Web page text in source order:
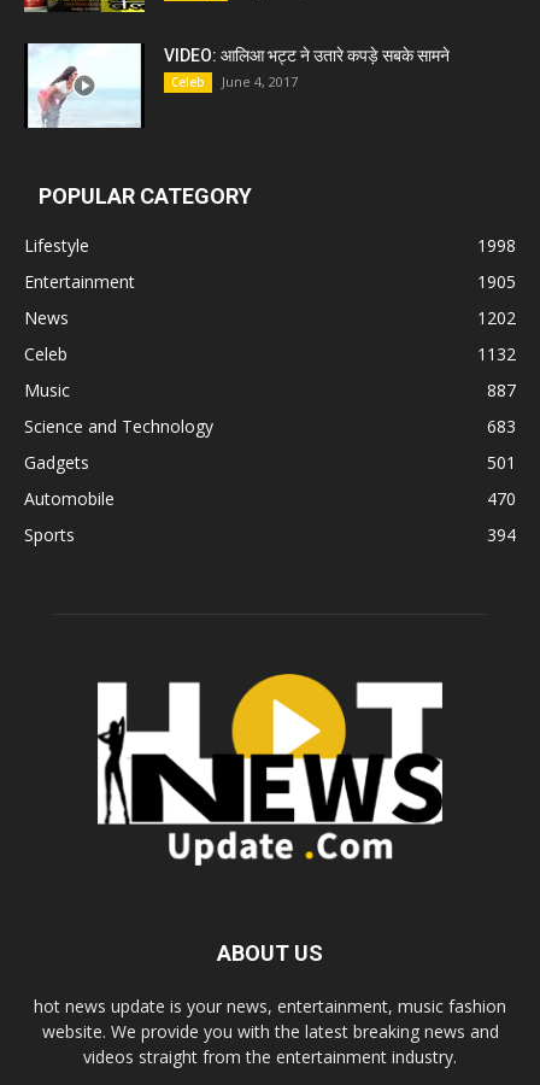
VIDEO: आलिआ भट्ट ने उतारे कपड़े सबके सामने
Celeb June 4, 2017
POPULAR CATEGORY
Lifestyle
1998
Entertainment
1905
News
1202
Celeb
1132
Music
887
Science and Technology
683
Gadgets
501
Automobile
470
Sports
394
ABOUT US
hot news update is your news, entertainment, music fashion
website. We provide you with the latest breaking news and
videos straight from the entertainment industry.